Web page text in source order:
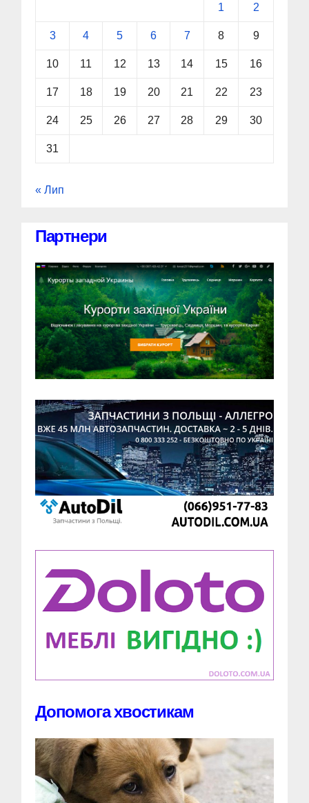
1 2
3 4 5 6 7 8 9
10 11 12 13 14 15 16
17 18 19 20 21 22 23
24 25 26 27 28 29 30
31
« Лип
Партнери
Допомога хвостикам